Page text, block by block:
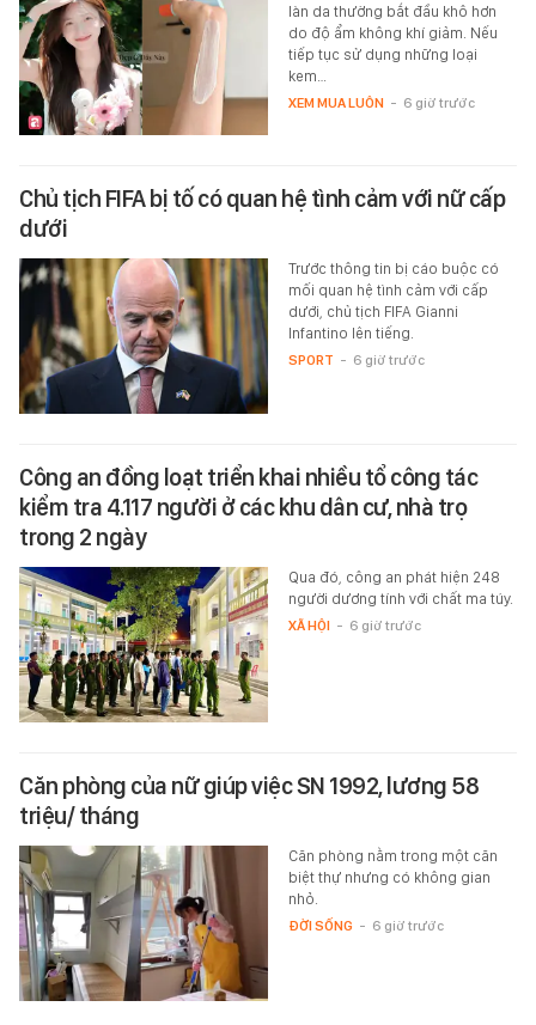
làn da thường bắt đầu khô hơn
do độ ẩm không khí giảm. Nếu
tiếp tục sử dụng những loại
kem…
XEM MUA LUÔN - 6 giờ trước
Chủ tịch FIFA bị tố có quan hệ tình cảm với nữ cấp
dưới
Trước thông tin bị cáo buộc có
mối quan hệ tình cảm với cấp
dưới, chủ tịch FIFA Gianni
Infantino lên tiếng.
SPORT - 6 giờ trước
Công an đồng loạt triển khai nhiều tổ công tác
kiểm tra 4.117 người ở các khu dân cư, nhà trọ
trong 2 ngày
Qua đó, công an phát hiện 248
người dương tính với chất ma túy.
XÃ HỘI - 6 giờ trước
Căn phòng của nữ giúp việc SN 1992, lương 58
triệu/ tháng
Căn phòng nằm trong một căn
biệt thự nhưng có không gian
nhỏ.
ĐỜI SỐNG - 6 giờ trước